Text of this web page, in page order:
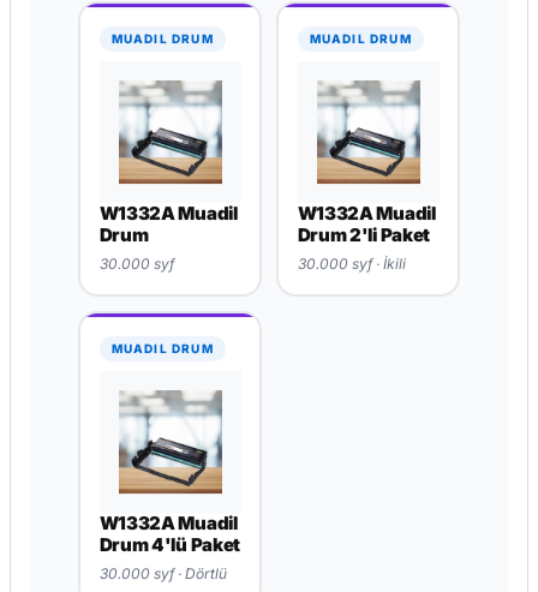
MUADIL DRUM
W1332A Muadil
Drum
30.000 syf
MUADIL DRUM
W1332A Muadil
Drum 2'li Paket
30.000 syf · İkili
MUADIL DRUM
W1332A Muadil
Drum 4'lü Paket
30.000 syf · Dörtlü